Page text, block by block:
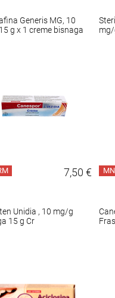
Generis MG, 10
g x 1 creme bisnaga
mg/
7,50 €
Unidia , 10 mg/g
15 g Cr